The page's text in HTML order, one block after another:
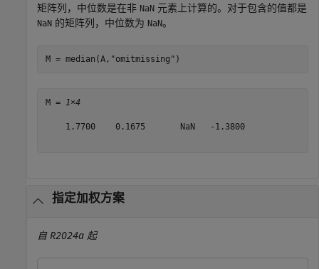
矩阵列，中位数是在非 NaN 元素上计算的。对于包含的值都是
NaN 的矩阵列，中位数为 NaN。
M = median(A, "omitmissing" )
M = 1×4
    1.7700    0.1675       NaN   -1.3800
指定加权方案
自 R2024a 起